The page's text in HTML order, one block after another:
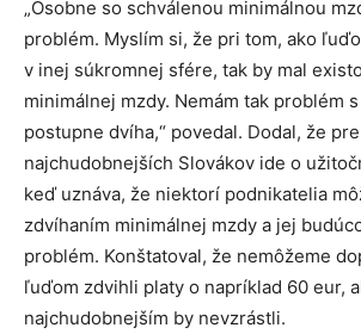
„Osobne so schválenou minimálnou
problém. Myslím si, že pri tom, ako
v inej súkromnej sfére, tak by mal
minimálnej mzdy. Nemám tak problém
postupne dvíha,“ povedal. Dodal, že pre
najchudobnejších Slovákov ide o
keď uznáva, že niektorí podnikatelia
zdvíhaním minimálnej mzdy a jej
problém. Konštatoval, že nemôžeme
ľuďom zdvihli platy o napríklad 60 eur,
najchudobnejším by nevzrástli.